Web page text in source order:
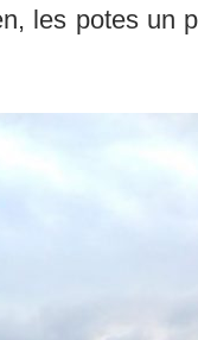
les potes un